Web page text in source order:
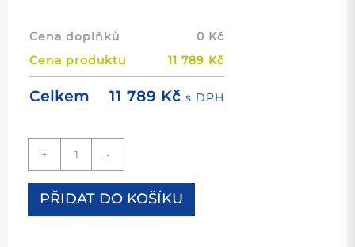
Cena doplňků 0 Kč
Cena produktu
11 789 Kč
Celkem 11 789 Kč s DPH
+
Lenovo
T590
-
PŘIDAT DO KOŠÍKU